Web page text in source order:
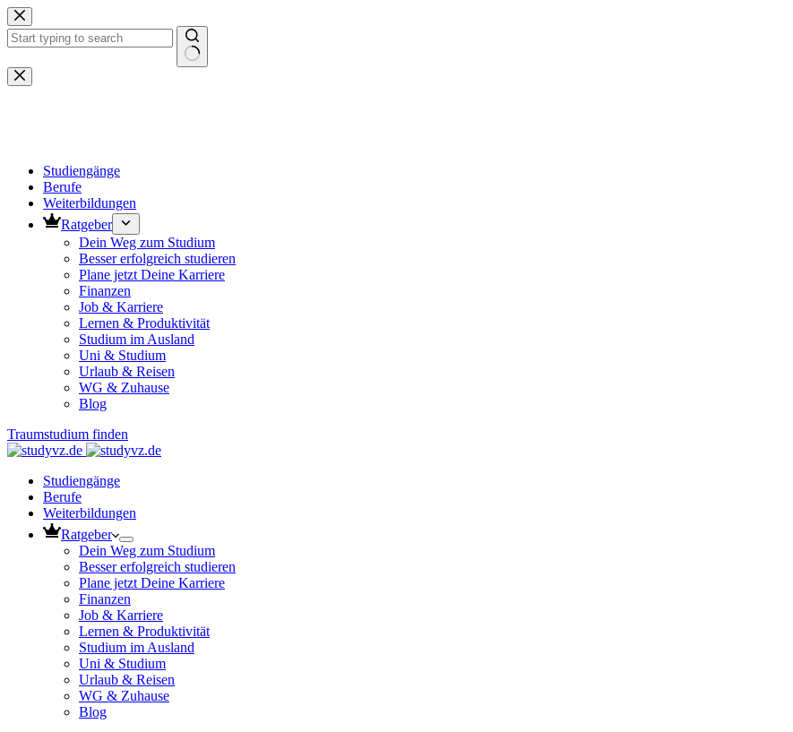
Zum
Inhalt
springen
Keine
Ergebnisse
Studiengänge
Berufe
Weiterbildungen
Ratgeber
Dein Weg zum Studium
Besser erfolgreich studieren
Plane jetzt Deine Karriere
Finanzen
Job & Karriere
Lernen & Produktivität
Studium im Ausland
Uni & Studium
Urlaub & Reisen
WG & Zuhause
Blog
Traumstudium finden
Studiengänge
Berufe
Weiterbildungen
Ratgeber
Dein Weg zum Studium
Besser erfolgreich studieren
Plane jetzt Deine Karriere
Finanzen
Job & Karriere
Lernen & Produktivität
Studium im Ausland
Uni & Studium
Urlaub & Reisen
WG & Zuhause
Blog